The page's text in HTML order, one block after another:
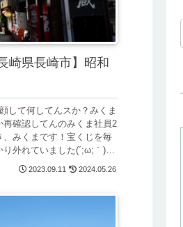
崎県長崎市】昭和
して何してんスか？みくま
確認してんのみくま社員2
みくまです！宝くじを毎
外れていました(´;ω;｀)何
2023.09.11 2024.05.26